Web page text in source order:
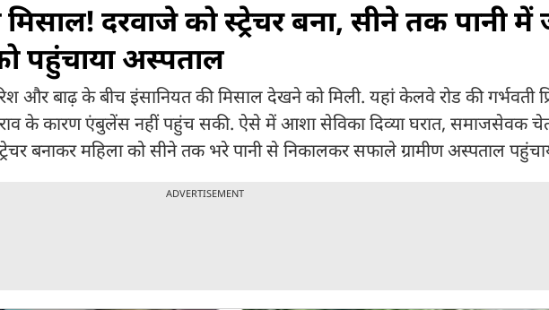
दरवाजे को स्ट्रेचर बना, सीने तक पानी में
पहुंचाया अस्पताल
और बाढ़ के बीच इंसानियत की मिसाल देखने को मिली. यहां केलवे रोड की गर्भवती
के कारण एंबुलेंस नहीं पहुंच सकी. ऐसे में आशा सेविका दिव्या घरात, समाजसेवक
बनाकर महिला को सीने तक भरे पानी से निकालकर सफाले ग्रामीण अस्पताल
ADVERTISEMENT